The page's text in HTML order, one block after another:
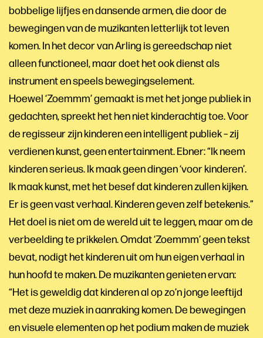
bobbelige lijfjes en dansende armen, die door de
bewegingen van de muzikanten letterlijk tot leven
komen. In het decor van Arling is gereedschap niet
alleen functioneel, maar doet het ook dienst als
instrument en speels bewegingselement.
Hoewel ‘Zoemmm’ gemaakt is met het jonge publiek in
gedachten, spreekt het hen niet kinderachtig toe. Voor
de regisseur zijn kinderen een intelligent publiek – zij
verdienen kunst, geen entertainment. Ebner: “Ik neem
kinderen serieus. Ik maak geen dingen ‘voor kinderen’.
Ik maak kunst, met het besef dat kinderen zullen kijken.
Er is geen vast verhaal. Kinderen geven zelf betekenis.”
Het doel is niet om de wereld uit te leggen, maar om de
verbeelding te prikkelen. Omdat ‘Zoemmm’ geen tekst
bevat, nodigt het kinderen uit om hun eigen verhaal in
hun hoofd te maken. De muzikanten genieten ervan:
“Het is geweldig dat kinderen al op zo’n jonge leeftijd
met deze muziek in aanraking komen. De bewegingen
en visuele elementen op het podium maken de muziek